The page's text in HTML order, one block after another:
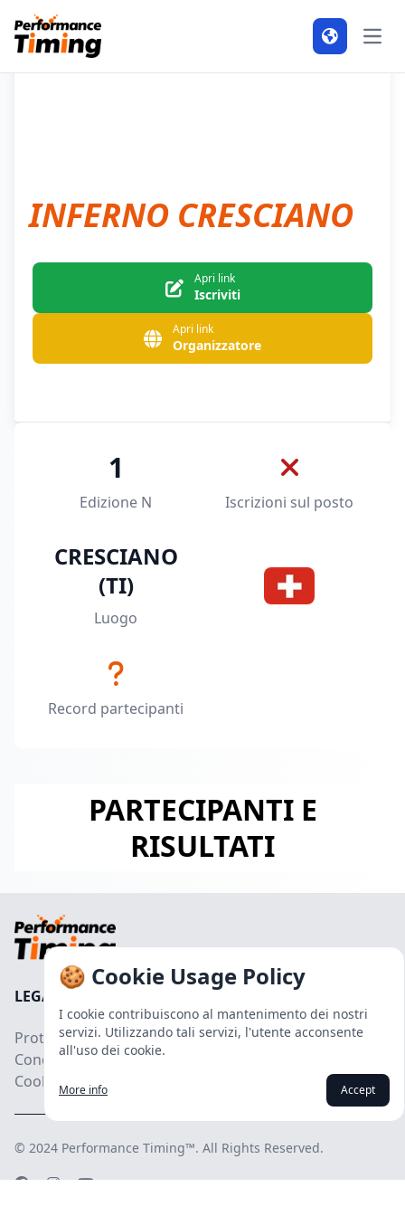
APR 2026
INFERNO CRESCIANO
Apri link
Iscriviti
Apri link
Organizzatore
1
Edizione N Iscrizioni sul posto
CRESCIANO
(TI)
Luogo
Record partecipanti
PARTECIPANTI E
RISULTATI
🍪 Cookie Usage Policy
I cookie contribuiscono al mantenimento dei nostri
servizi. Utilizzando tali servizi, l'utente acconsente
all'uso dei cookie.
More info Accept
LEGALI
Protezione Dati
Condizioni
Cookies
© 2024 Performance Timing™. All Rights Reserved.
Facebook page
Instagram page
Youtube channel